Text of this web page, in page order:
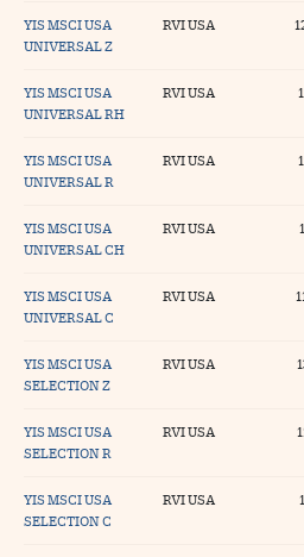
YIS MSCI USA
UNIVERSAL Z
RVI USA
YIS MSCI USA
UNIVERSAL RH
RVI USA
YIS MSCI USA
UNIVERSAL R
RVI USA
YIS MSCI USA
UNIVERSAL CH
RVI USA
YIS MSCI USA
UNIVERSAL C
RVI USA
YIS MSCI USA
SELECTION Z
RVI USA
YIS MSCI USA
SELECTION R
RVI USA
YIS MSCI USA
SELECTION C
RVI USA